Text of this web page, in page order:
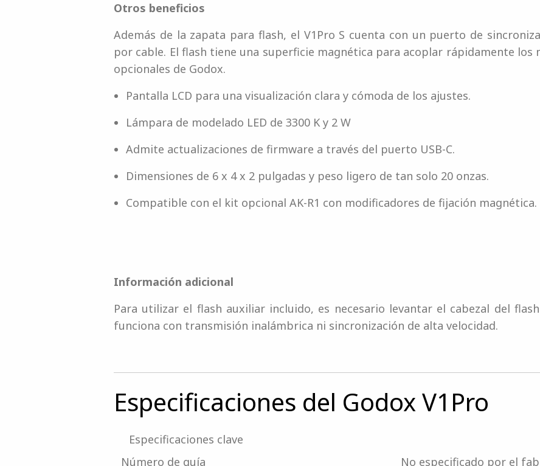
Otros beneficios
Además de la zapata para flash, el V1Pro S cuenta con un puerto de
por cable. El flash tiene una superficie magnética para acoplar rápidamente los
opcionales de Godox.
Pantalla LCD para una visualización clara y cómoda de los ajustes.
Lámpara de modelado LED de 3300 K y 2 W
Admite actualizaciones de firmware a través del puerto USB-C.
Dimensiones de 6 x 4 x 2 pulgadas y peso ligero de tan solo 20 onzas.
Compatible con el kit opcional AK-R1 con modificadores de fijación magnética.
Información adicional
Para utilizar el flash auxiliar incluido, es necesario levantar el cabezal del
funciona con transmisión inalámbrica ni sincronización de alta velocidad.
Especificaciones del Godox V1Pro
Especificaciones clave
Número de guía
No especificado por el